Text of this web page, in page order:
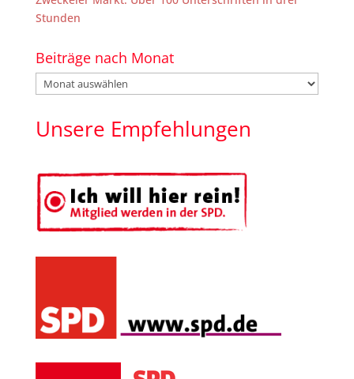
Stunden
Beiträge nach Monat
Beiträge
nach
Unsere Empfehlungen